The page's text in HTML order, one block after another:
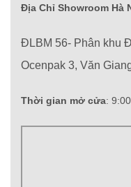
Địa Chỉ Showroom Hà
ĐLBM 56- Phân khu
Ocenpak 3, Văn
Thời gian mở cửa: